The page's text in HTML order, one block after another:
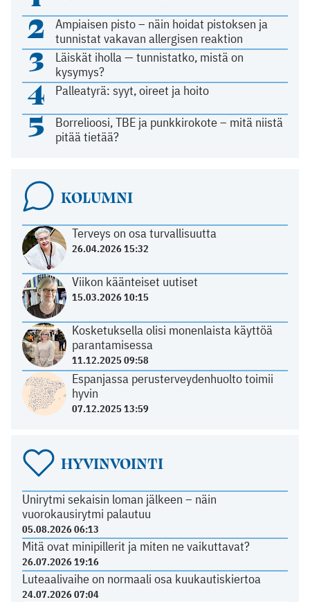
2
Ampiaisen pisto – näin hoidat pistoksen ja
tunnistat vakavan allergisen reaktion
3
Läiskät iholla — tunnistatko, mistä on
kysymys?
4 Palleatyrä: syyt, oireet ja hoito
5
Borrelioosi, TBE ja punkkirokote – mitä niistä
pitää tietää?
KOLUMNI
Terveys on osa turvallisuutta
26.04.2026 15:32
Viikon käänteiset uutiset
15.03.2026 10:15
Kosketuksella olisi monenlaista käyttöä
parantamisessa
11.12.2025 09:58
Espanjassa perusterveydenhuolto toimii
hyvin
07.12.2025 13:59
HYVINVOINTI
Unirytmi sekaisin loman jälkeen – näin
vuorokausirytmi palautuu
05.08.2026 06:13
Mitä ovat minipillerit ja miten ne vaikuttavat?
26.07.2026 19:16
Luteaalivaihe on normaali osa kuukautiskiertoa
24.07.2026 07:04